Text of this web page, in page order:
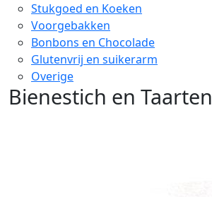
Stukgoed en Koeken
Voorgebakken
Bonbons en Chocolade
Glutenvrij en suikerarm
Overige
Bienestich en Taarten